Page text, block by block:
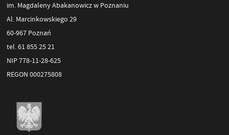
im. Magdaleny Abakanowicz w Poznaniu
Al. Marcinkowskiego 29
60-967 Poznań
tel. 61 855 25 21
NIP 778-11-28-625
REGON 000275808